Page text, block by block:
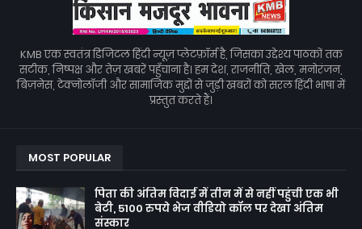
KMB एक स्वतंत्र डिजिटल हिंदी न्यूज़ प्लेटफ़ॉर्म है, जिसका उद्देश्य पाठकों तक
सटीक, निष्पक्ष और तेज़ खबरें पहुँचाना है। हम देश, राजनीति, खेल, मनोरंजन,
बिज़नेस, टेक्नोलॉजी और सामाजिक मुद्दों से जुड़ी खबरों को सरल हिंदी भाषा में
प्रस्तुत करते हैं।
MOST POPULAR
पिता की अंतिम विदाई में तीन में से नहीं पहुंची एक भी
बेटी, 5100 रुपये भेज वीडियो कॉल पर देखा अंतिम
संस्कार